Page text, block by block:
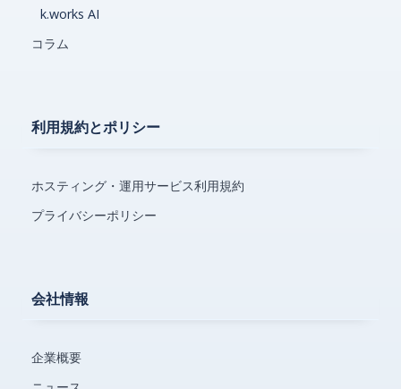
k.works AI
コラム
利用規約とポリシー
ホスティング・運用サービス利用規約
プライバシーポリシー
会社情報
企業概要